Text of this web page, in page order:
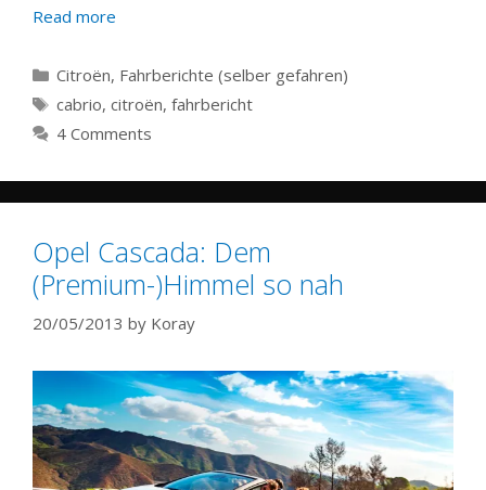
Read more
Categories
Citroën, Fahrberichte (selber gefahren)
Tags
cabrio, citroën, fahrbericht
4 Comments
Opel Cascada: Dem
(Premium-)Himmel so nah
20/05/2013 by Koray